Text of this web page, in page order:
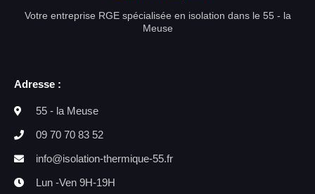
Votre entreprise RGE spécialisée en isolation dans le 55 - la
Meuse
Adresse :
55 - la Meuse
09 70 70 83 52
info@isolation-thermique-55.fr
Lun -Ven 9H-19H